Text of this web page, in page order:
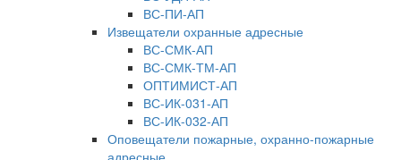
ВС-ПИ-АП
Извещатели охранные адресные
ВС-СМК-АП
ВС-СМК-ТМ-АП
ОПТИМИСТ-АП
ВС-ИК-031-АП
ВС-ИК-032-АП
Оповещатели пожарные, охранно-пожарные
адресные